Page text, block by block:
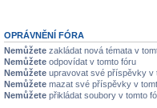
OPRÁVNĚNÍ FÓRA
Nemůžete zakládat nová témata v
Nemůžete odpovídat v tomto fóru
Nemůžete upravovat své příspěvky v
Nemůžete mazat své příspěvky v
Nemůžete přikládat soubory v tomto